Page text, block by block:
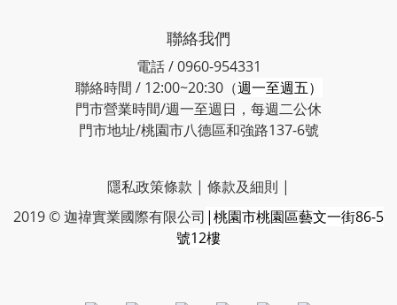
聯絡我們
電話 / 0960-954331
聯絡時間 / 12:00~20:30（週一至週五）
門市營業時間/週一至週日，每週二公休
門市地址/桃園市八德區和強路137-6號
隱私政策條款 | 條款及細則 |
2019 © 迦禕實業國際有限公司 |桃園市桃園區藝文一街86-5
號12樓